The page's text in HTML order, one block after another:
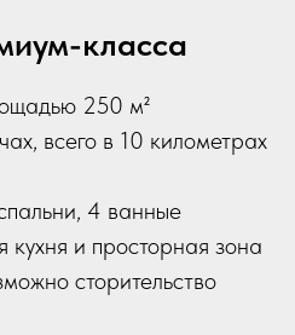
класса
250 м²
всего в 10 километрах
4 ванные
и просторная зона
сторительство